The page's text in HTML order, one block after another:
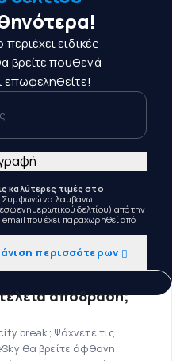
ειδικές
βρείτε πουθενά
επωφεληθείτε!
καλύτερες τιμές στο
Συμφωνώ να λαμβάνω
ενημερωτικού δελτίου) από την
που έχει παραχωρηθεί από
περισσότερων
απόδραση;
break; Ψάχνετε τις
θα βρείτε άφθονη